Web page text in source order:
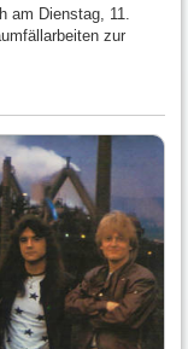
am Dienstag, 11.
zur